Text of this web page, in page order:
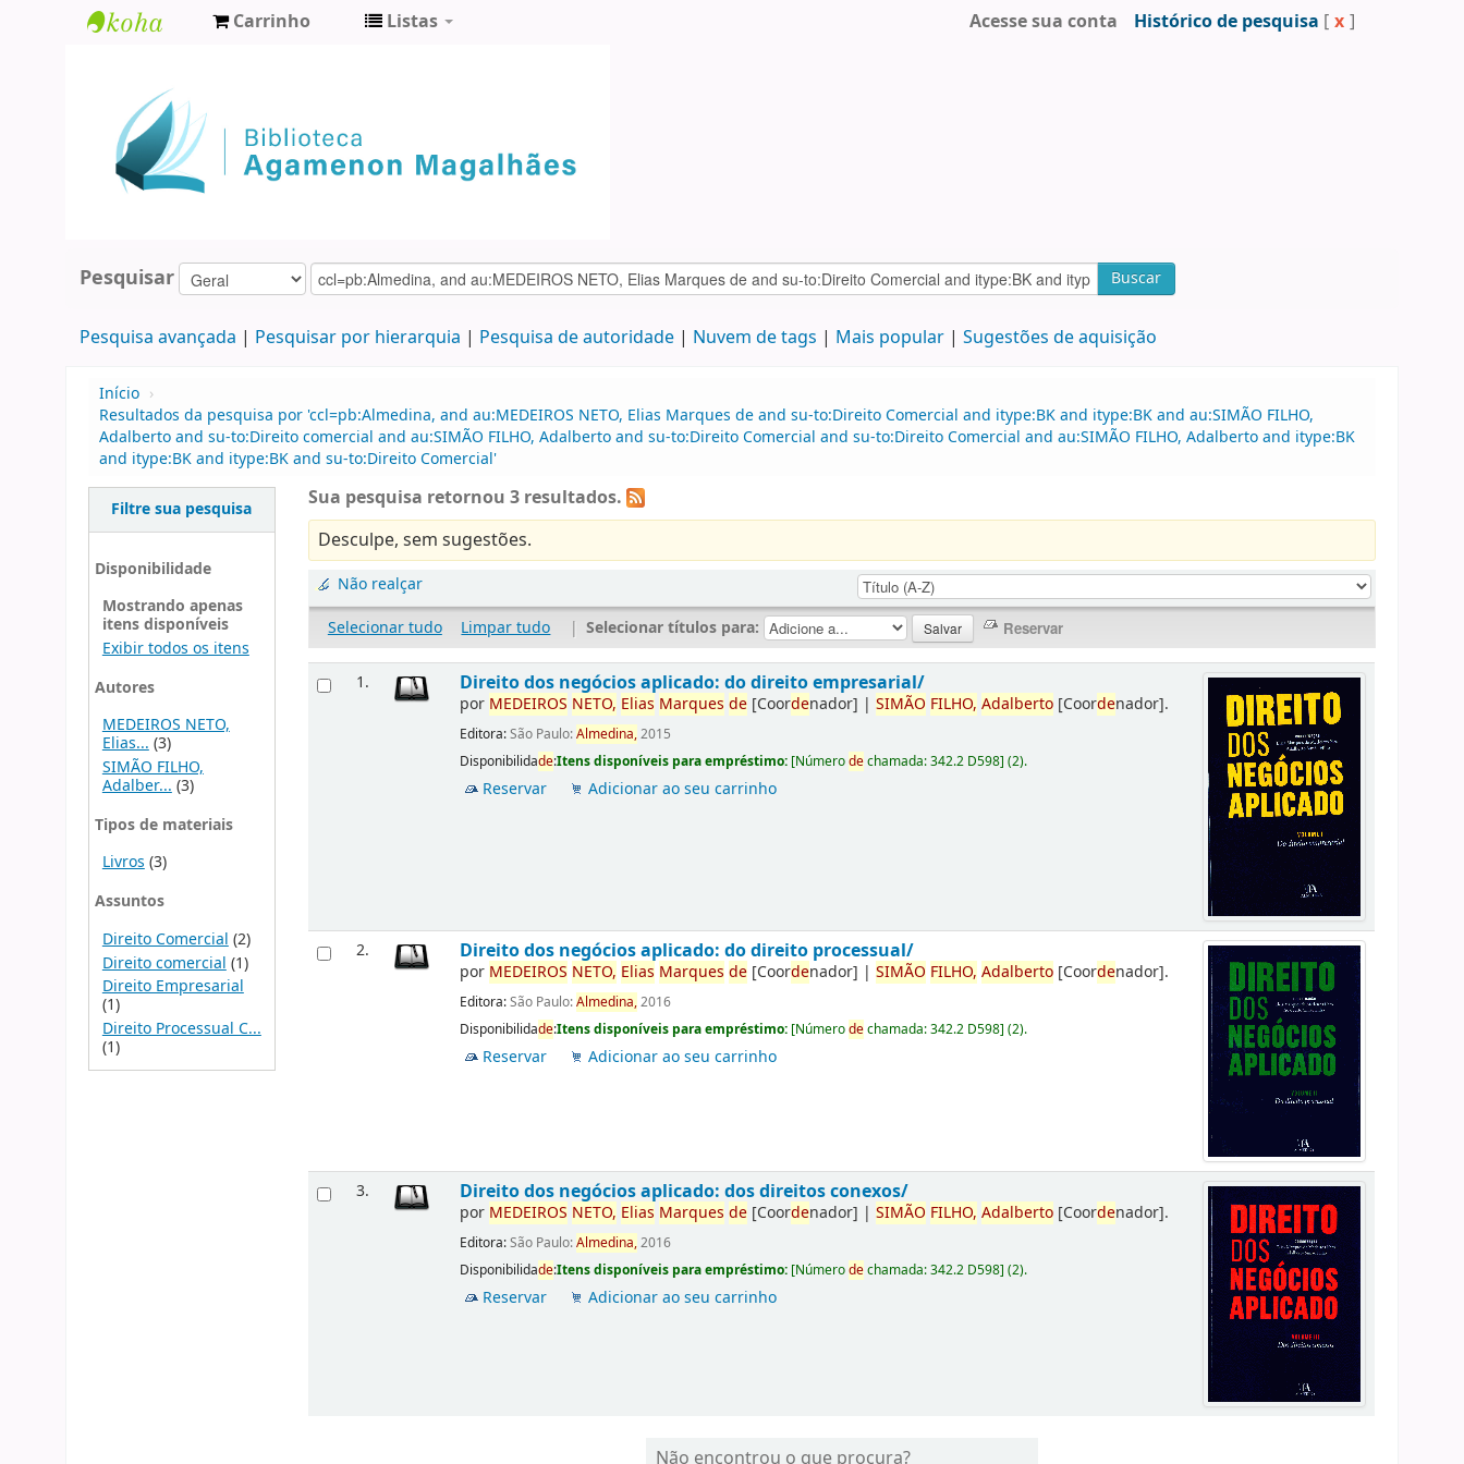
Agamenon
Magalhães
Carrinho Listas Acesse sua conta Histórico de pesquisa [ x ]
Pesquisar Buscar
Pesquisa avançada Pesquisar por hierarquia Pesquisa de autoridade Nuvem de tags Mais popular Sugestões de aquisição
Início ›
Resultados da pesquisa por 'ccl=pb:Almedina, and au:MEDEIROS NETO, Elias Marques de and su-to:Direito Comercial and itype:BK and itype:BK and au:SIMÃO FILHO,
Adalberto and su-to:Direito comercial and au:SIMÃO FILHO, Adalberto and su-to:Direito Comercial and su-to:Direito Comercial and au:SIMÃO FILHO, Adalberto and itype:BK
and itype:BK and itype:BK and su-to:Direito Comercial'
Filtre sua pesquisa
Disponibilidade
Mostrando apenas
itens disponíveis
Exibir todos os itens
Autores
MEDEIROS NETO,
Elias...(3)
SIMÃO FILHO,
Adalber... (3)
Tipos de materiais
Livros(3)
Assuntos
Direito Comercial (2)
Direito comercial (1)
Direito Empresarial
(1)
Direito Processual C...
(1)
Sua pesquisa retornou 3 resultados.
Desculpe, sem sugestões.
Não realçar
Selecionar tudo
Limpar tudo | Selecionar títulos para:
1. Direito dos negócios aplicado: do direito empresarial/
por MEDEIROS NETO, Elias Marques de [Coordenador] |SIMÃO FILHO, Adalberto [Coordenador].
Editora:São Paulo:Almedina,2015
Disponibilidade:Itens disponíveis para empréstimo: [Númerodechamada:342.2 D598](2).
Reservar Adicionar ao seu carrinho
2. Direito dos negócios aplicado: do direito processual/
por MEDEIROS NETO, Elias Marques de [Coordenador] |SIMÃO FILHO, Adalberto [Coordenador].
Editora:São Paulo:Almedina,2016
Disponibilidade:Itens disponíveis para empréstimo: [Númerodechamada:342.2 D598](2).
Reservar Adicionar ao seu carrinho
3. Direito dos negócios aplicado: dos direitos conexos/
por MEDEIROS NETO, Elias Marques de [Coordenador] |SIMÃO FILHO, Adalberto [Coordenador].
Editora:São Paulo:Almedina,2016
Disponibilidade:Itens disponíveis para empréstimo: [Númerodechamada:342.2 D598](2).
Reservar Adicionar ao seu carrinho